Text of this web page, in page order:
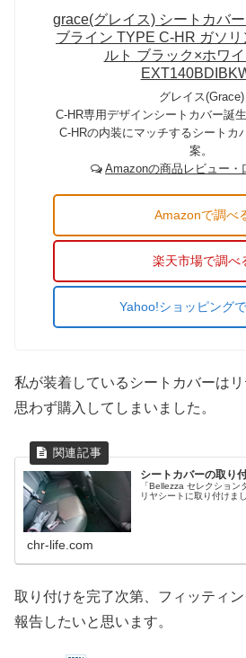
grace(グレイス) シートカバ
ブライン TYPE C-HR ガソリ
ルト ブラック×ホワ
グレイス(Grace)
C-HR専用デザインシートカバー誕
C-HRの内装にマッチするシートカ
案。
Amazonの商品レビュー・
Amazonで調べ
楽天市場で調べ
Yahoo!ショッピング
私が装着しているシートカバーは
思わず購入してしまいました。
シートカバーの取り
「Bellezza セレクション
リヤシートに取り付けまし
chr-life.com
取り付けを完了次第、フィッティ
報告したいと思います。